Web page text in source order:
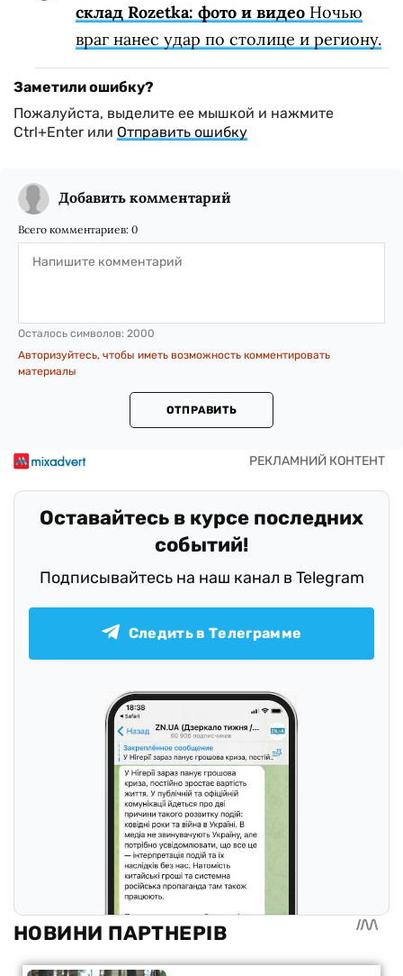
склад Rozetka: фото и видео Ночью
враг нанес удар по столице и региону.
Заметили ошибку?
Пожалуйста, выделите ее мышкой и нажмите
Ctrl+Enter или Отправить ошибку
Добавить комментарий
Всего комментариев: 0
Осталось символов: 2000
Авторизуйтесь, чтобы иметь возможность комментировать
материалы
ОТПРАВИТЬ
Оставайтесь в курсе последних
событий!
Подписывайтесь на наш канал в Telegram
Следить в Телеграмме